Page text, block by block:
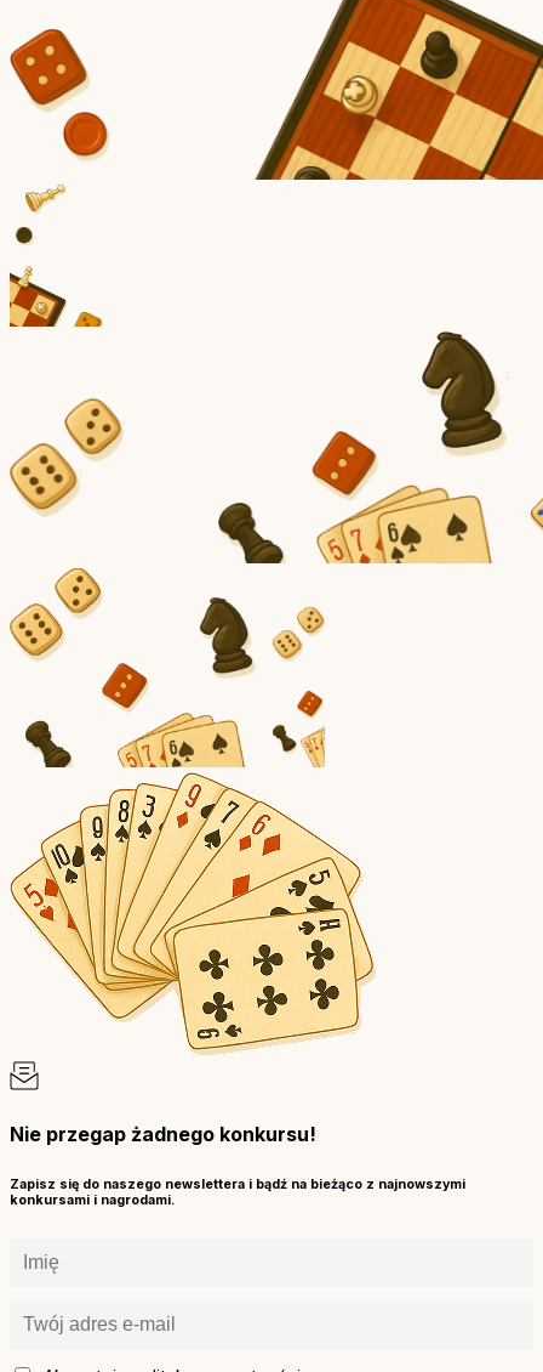
Nie przegap żadnego konkursu!
Zapisz się do naszego newslettera i bądź na bieżąco z najnowszymi
konkursami i nagrodami.